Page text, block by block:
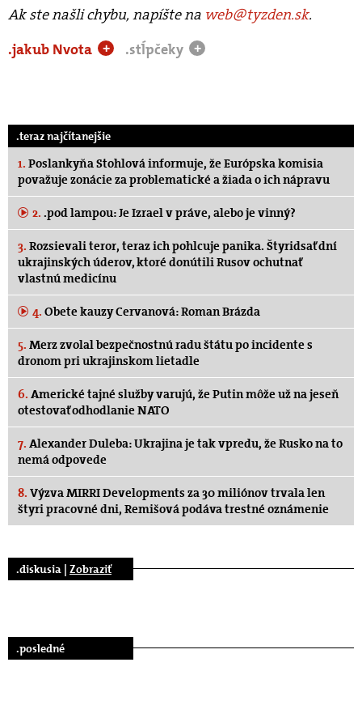
Ak ste našli chybu, napíšte na web@tyzden.sk.
.jakub Nvota
+ .stĺpčeky +
.teraz najčítanejšie
1. Poslankyňa Stohlová informuje, že Európska komisia
považuje zonácie za problematické a žiada o ich nápravu
2. .pod lampou: Je Izrael v práve, alebo je vinný?
3. Rozsievali teror, teraz ich pohlcuje panika. Štyridsať dní
ukrajinských úderov, ktoré donútili Rusov ochutnať
vlastnú medicínu
4. Obete kauzy Cervanová: Roman Brázda
5. Merz zvolal bezpečnostnú radu štátu po incidente s
dronom pri ukrajinskom lietadle
6. Americké tajné služby varujú, že Putin môže už na jeseň
otestovať odhodlanie NATO
7. Alexander Duleba: Ukrajina je tak vpredu, že Rusko na to
nemá odpovede
8. Výzva MIRRI Developments za 30 miliónov trvala len
štyri pracovné dni, Remišová podáva trestné oznámenie
.diskusia | Zobraziť
.posledné